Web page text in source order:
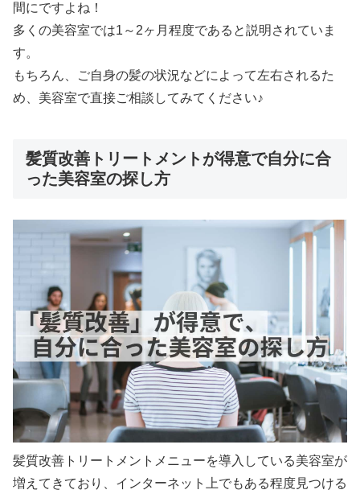
間にですよね！
多くの美容室では1～2ヶ月程度であると説明されていま
す。
もちろん、ご自身の髪の状況などによって左右されるた
め、美容室で直接ご相談してみてください♪
髪質改善トリートメントが得意で自分に合
った美容室の探し方
髪質改善トリートメントメニューを導入している美容室が
増えてきており、インターネット上でもある程度見つける